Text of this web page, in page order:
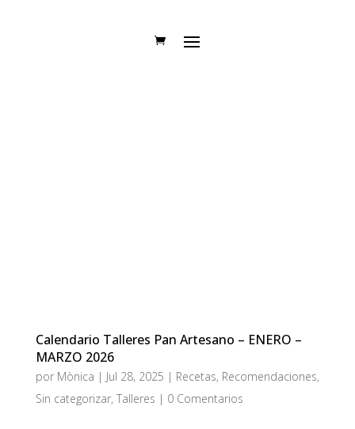
Calendario Talleres Pan Artesano – ENERO –
MARZO 2026
por Mònica | Jul 28, 2025 | Recetas, Recomendaciones,
Sin categorizar, Talleres | 0 Comentarios